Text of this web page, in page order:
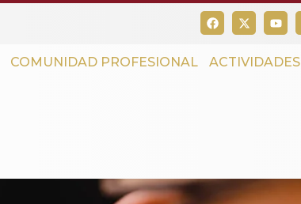
COMUNIDAD PROFESIONAL ACTIVIDADES